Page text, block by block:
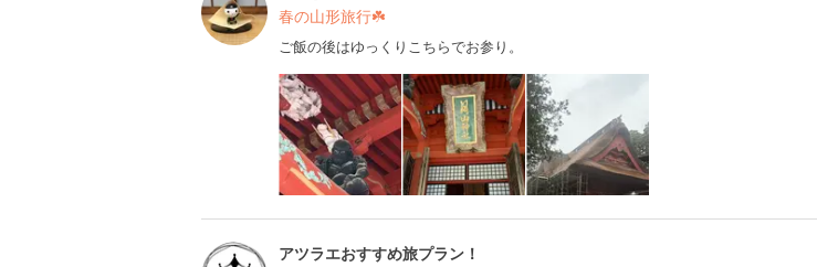
春の山形旅行☘️
ご飯の後はゆっくりこちらでお参り。
アツラエおすすめ旅プラン！